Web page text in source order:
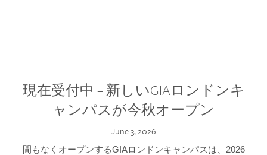
現在受付中 – 新しいGIAロンドンキ
ャンパスが今秋オープン
June 3, 2026
間もなくオープンするGIAロンドンキャンパスは、2026